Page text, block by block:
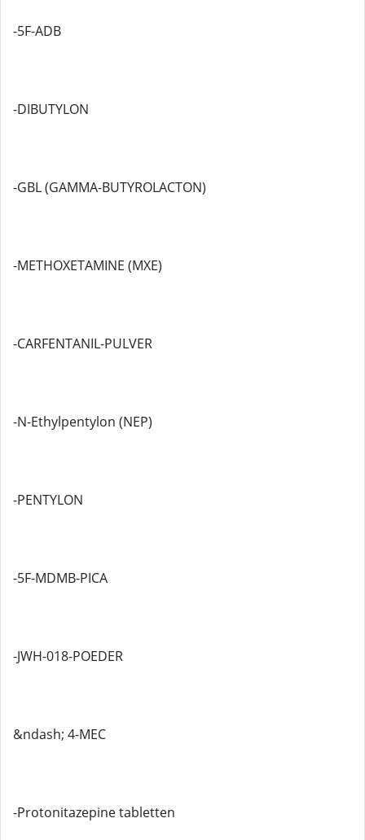
-5F-ADB
-DIBUTYLON
-GBL (GAMMA-BUTYROLACTON)
-METHOXETAMINE (MXE)
-CARFENTANIL-PULVER
-N-Ethylpentylon (NEP)
-PENTYLON
-5F-MDMB-PICA
-JWH-018-POEDER
&ndash; 4-MEC
-Protonitazepine tabletten